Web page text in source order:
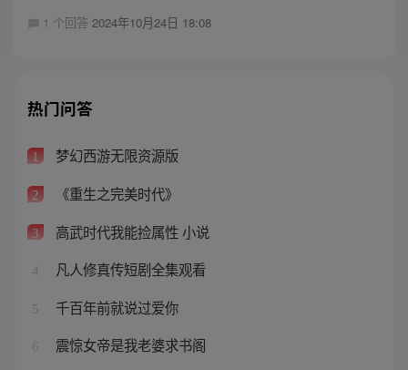
1 个回答 2024年10月24日 18:08
热门问答
1 梦幻西游无限资源版
2 《重生之完美时代》
3 高武时代我能捡属性 小说
4 凡人修真传短剧全集观看
5 千百年前就说过爱你
6 震惊女帝是我老婆求书阁